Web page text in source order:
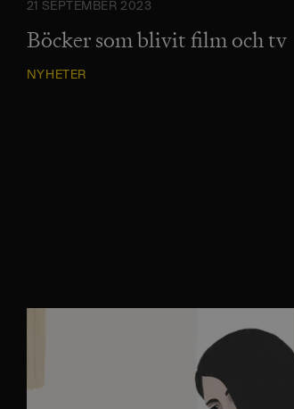
21 SEPTEMBER 2023
Böcker som blivit film och tv
NYHETER